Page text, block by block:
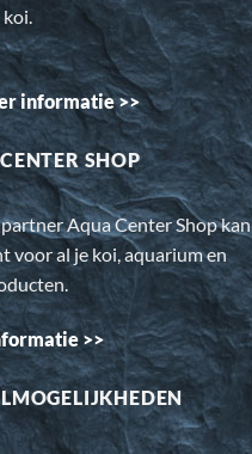
koi.
informatie >>
SHOP
Aqua Center Shop kan
voor al je koi, aquarium en
>>